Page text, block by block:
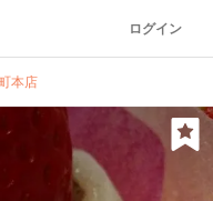
ログイン
本店